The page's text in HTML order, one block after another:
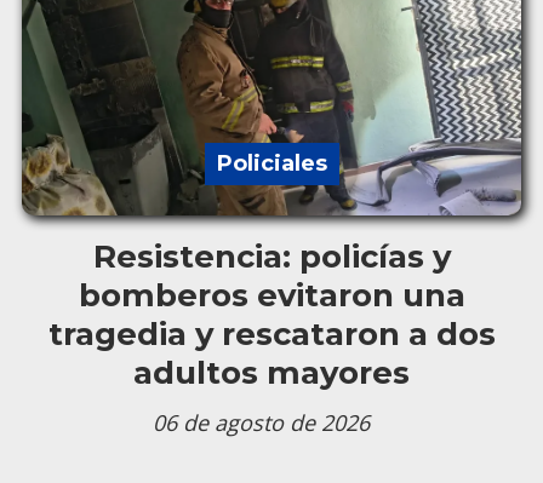
Resistencia: policías y
bomberos evitaron una
tragedia y rescataron a dos
adultos mayores
Policiales
06 de agosto de 2026